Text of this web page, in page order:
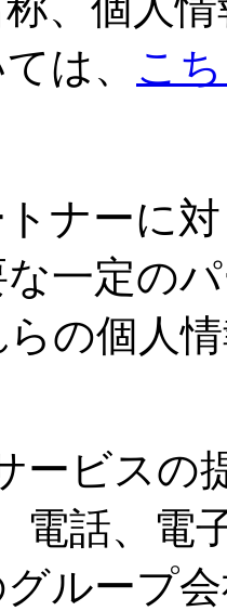
は、 こ
ナーに
一定の
の個人
ービスの
電話、
ループ